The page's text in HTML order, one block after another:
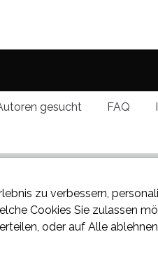
gesucht FAQ
Videos und News über den
zu verbessern,
Cookies Sie zulassen
oder auf Alle ablehnen